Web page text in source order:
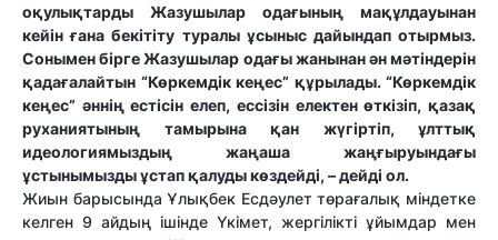
оқулықтарды Жазушылар одағының мақұлдауынан
кейін ғана бекітіту туралы ұсыныс дайындап отырмыз.
Сонымен бірге Жазушылар одағы жанынан ән мәтіндерін
қадағалайтын “Көркемдік кеңес” құрылады. “Көркемдік
кеңес” әннің естісін елеп, ессізін електен өткізіп, қазақ
руханиятының тамырына қан жүгіртіп, ұлттық
идеологиямыздың жаңаша жаңғыруындағы
ұстынымызды ұстап қалуды көздейді, – дейді ол.
Жиын барысында Ұлықбек Есдәулет төрағалық міндетке
келген 9 айдың ішінде Үкімет, жергілікті ұйымдар мен